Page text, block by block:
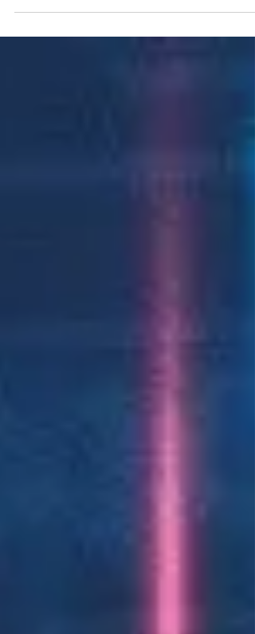
año...